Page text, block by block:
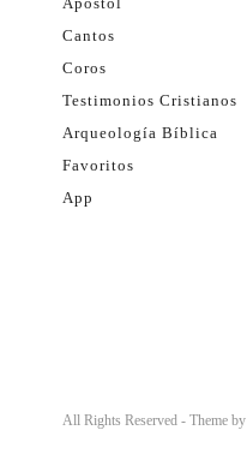
Cantos
Coros
Testimonios Cristianos
Arqueología Bíblica
Favoritos
App
All Rights Reserved - Theme by